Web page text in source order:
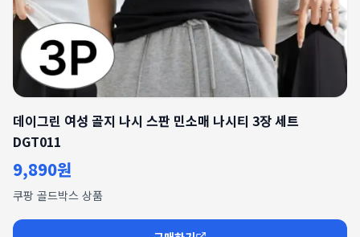
데이그린 여성 골지 나시 스판 민소매 나시티 3장 세트
DGT011
9,890원
쿠팡 골드박스 상품